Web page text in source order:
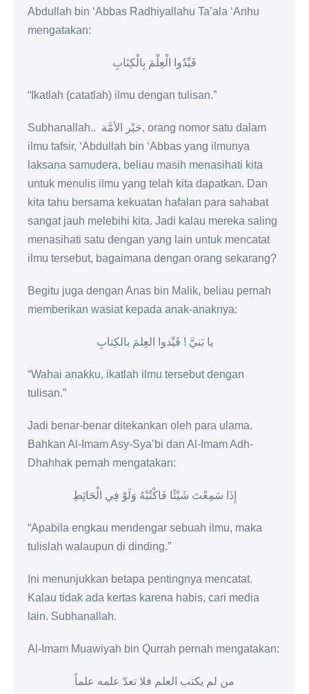
Abdullah bin ‘Abbas Radhiyallahu Ta’ala ‘Anhu
mengatakan:
قَيِّدُوا الْعِلْمَ بِالْكِتَابِ
“Ikatlah (catatlah) ilmu dengan tulisan.”
Subhanallah.. حَبْر الأمَّة, orang nomor satu dalam
ilmu tafsir, ‘Abdullah bin ‘Abbas yang ilmunya
laksana samudera, beliau masih menasihati kita
untuk menulis ilmu yang telah kita dapatkan. Dan
kita tahu bersama kekuatan hafalan para sahabat
sangat jauh melebihi kita. Jadi kalau mereka saling
menasihati satu dengan yang lain untuk mencatat
ilmu tersebut, bagaimana dengan orang sekarang?
Begitu juga dengan Anas bin Malik, beliau pernah
memberikan wasiat kepada anak-anaknya:
يا بَنيَّ ! قَيِّدوا العِلمَ بالكِتابِ
“Wahai anakku, ikatlah ilmu tersebut dengan
tulisan.”
Jadi benar-benar ditekankan oleh para ulama.
Bahkan Al-Imam Asy-Sya’bi dan Al-Imam Adh-
Dhahhak pernah mengatakan:
إِذَا سَمِعْتَ شَيْئًا فَاكْتُبْهُ وَلَوْ فِي الْحَائِطِ
“Apabila engkau mendengar sebuah ilmu, maka
tulislah walaupun di dinding.”
Ini menunjukkan betapa pentingnya mencatat.
Kalau tidak ada kertas karena habis, cari media
lain. Subhanallah.
Al-Imam Muawiyah bin Qurrah pernah mengatakan:
من لم يكتب العلم فلا تعدّ علمه علماً